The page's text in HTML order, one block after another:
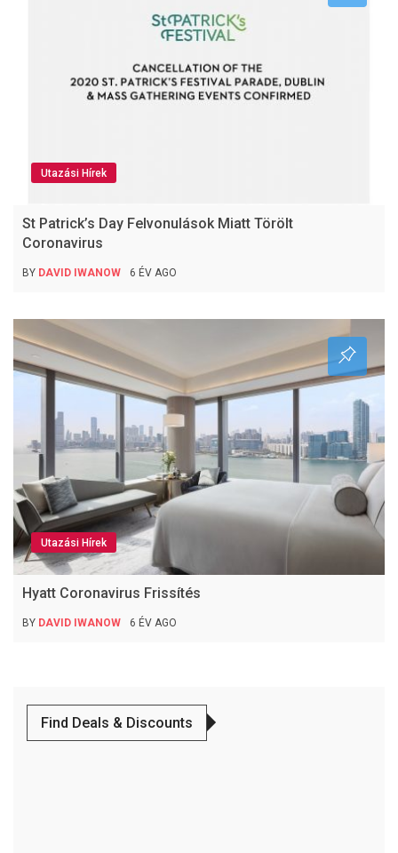
Utazási Hírek
St Patrick’s Day Felvonulások Miatt Törölt
Coronavirus
BY DAVID IWANOW 6 ÉV AGO
Utazási Hírek
Hyatt Coronavirus Frissítés
BY DAVID IWANOW 6 ÉV AGO
Find Deals & Discounts